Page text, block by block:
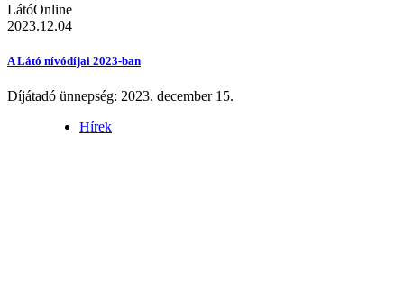
LátóOnline
2023.12.04
A Látó nívódíjai 2023-ban
Díjátadó ünnepség: 2023. december 15.
Hírek